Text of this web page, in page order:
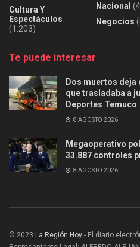
Cultura Y
Espectáculos
(1.203)
Nacional
Negocios
Te puede interesar
Dos muertos deja
que trasladaba a
Deportes Temuco
8 AGOSTO 2026
Megaoperativo
33.887 controles
8 AGOSTO 2026
© 2023 La Región Hoy - El diario